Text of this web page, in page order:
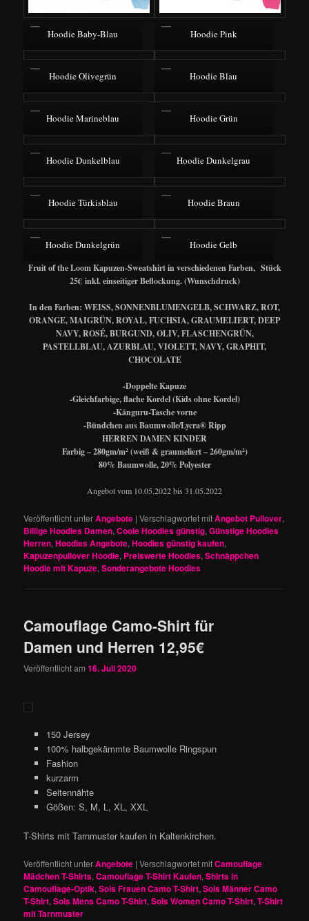
Hoodie Baby-Blau Hoodie Pink
Hoodie Olivegrün Hoodie Blau
Hoodie Marineblau Hoodie Grün
Hoodie Dunkelblau Hoodie Dunkelgrau
Hoodie Türkisblau Hoodie Braun
Hoodie Dunkelgrün Hoodie Gelb
Fruit of the Loom Kapuzen-Sweatshirt in verschiedenen Farben, Stück
25€inkl. einseitiger Beflockung. (Wunschdruck)
In den Farben: WEISS, SONNENBLUMENGELB, SCHWARZ, ROT,
ORANGE, MAIGRÜN, ROYAL, FUCHSIA, GRAUMELIERT, DEEP
NAVY, ROSÉ, BURGUND, OLIV, FLASCHENGRÜN,
PASTELLBLAU, AZURBLAU, VIOLETT, NAVY, GRAPHIT,
CHOCOLATE
-Doppelte Kapuze
-Gleichfarbige, flache Kordel (Kids ohne Kordel)
-Känguru-Tasche vorne
-Bündchen aus Baumwolle/Lycra® Ripp
HERREN DAMEN KINDER
Farbig – 280gm/m² (weiß & graumeliert – 260gm/m²)
80% Baumwolle, 20% Polyester
Angebot vom 10.05.2022 bis 31.05.2022
Veröffentlicht unterAngebote |Verschlagwortet mitAngebot Pullover,
Billige Hoodies Damen,Coole Hoodies günstig,Günstige Hoodies
Herren,Hoodies Angebote,Hoodies günstig kaufen,
Kapuzenpullover Hoodie, Preiswerte Hoodies,Schnäppchen
Hoodie mit Kapuze,Sonderangebote Hoodies
Camouflage Camo-Shirt für
Damen und Herren 12,95€
Veröffentlicht am16. Juli 2020
150 Jersey
100% halbgekämmte Baumwolle Ringspun
Fashion
kurzarm
Seitennähte
Gößen: S, M, L, XL, XXL
T-Shirts mit Tarnmuster kaufen in Kaltenkirchen.
Veröffentlicht unterAngebote |Verschlagwortet mitCamouflage
Mädchen T-Shirts,Camouflage T-Shirt Kaufen,Shirts in
Camouflage-Optik,Sols Frauen Camo T-Shirt,Sols Männer Camo
T-Shirt,Sols Mens Camo T-Shirt,Sols Women Camo T-Shirt,T-Shirt
mit Tarnmuster